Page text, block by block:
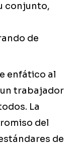
conjunto,
de
enfático al
trabajador
La
del
de